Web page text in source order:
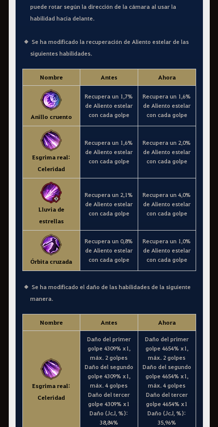
puede rotar según la dirección de la cámara al usar la
habilidad hacia delante.
Se ha modificado la recuperación de Aliento estelar de las
siguientes habilidades.
Nombre Antes Ahora
Anillo cruento
Recupera un 1,7%
de Aliento estelar
con cada golpe
Recupera un 1,6%
de Aliento estelar
con cada golpe
Esgrima real:
Celeridad
Recupera un 1,6%
de Aliento estelar
con cada golpe
Recupera un 2,0%
de Aliento estelar
con cada golpe
Lluvia de
estrellas
Recupera un 2,1%
de Aliento estelar
con cada golpe
Recupera un 4,0%
de Aliento estelar
con cada golpe
Órbita cruzada
Recupera un 0,8%
de Aliento estelar
con cada golpe
Recupera un 1,0%
de Aliento estelar
con cada golpe
Se ha modificado el daño de las habilidades de la siguiente
manera.
Nombre Antes Ahora
Esgrima real:
Celeridad
Daño del primer
golpe 4309% x1,
máx. 2 golpes
Daño del segundo
golpe 4309% x1,
máx. 4 golpes
Daño del tercer
golpe 4309% x1
Daño (JcJ, %):
38,84%
Daño del primer
golpe 4654% x1,
máx. 2 golpes
Daño del segundo
golpe 4654% x1,
máx. 4 golpes
Daño del tercer
golpe 4654% x1
Daño (JcJ, %):
35,96%